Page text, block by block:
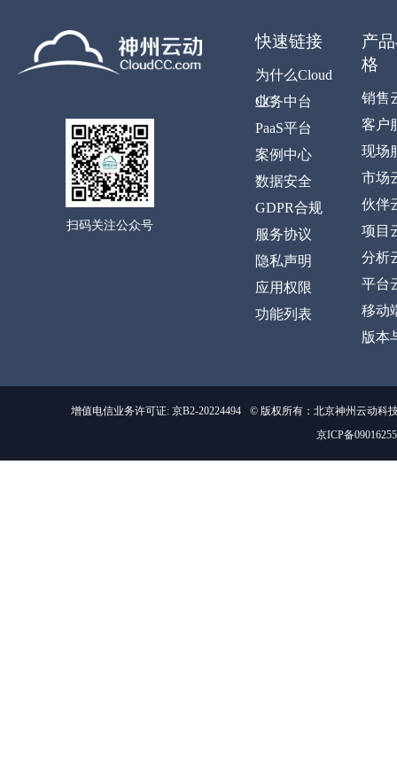
扫码关注公众号
快速链接
为什么Cloud
CC
业务中台
PaaS平台
案例中心
数据安全
GDPR合规
服务协议
隐私声明
应用权限
功能列表
产
格
销售
客户
现场
市场
伙伴
项目
分析
平台
移动
版本
增值电信业务许可证: 京B2-20224494
© 版权所有：北京神州云动科
京ICP备